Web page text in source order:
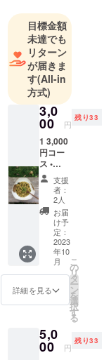
目標金額
未達でも
リターン
が届きま
す(All-in
方式)
3,0
00 円
残り33
1 3,000
円コー
ス •
メッ
セージ
カード •
mayo
菓子店
ミニ玄
米グラ
ノーラ1
個25g
玄米
（山形
産)雑穀
米で
た、米
粉グル
テンフ
支援
者：
2人
お届
け予
定：
2023
年10
月
詳細を見る
こ
の
リ
タ
ー
ン
を
選
択
す
る
5,0
00 円
残り33